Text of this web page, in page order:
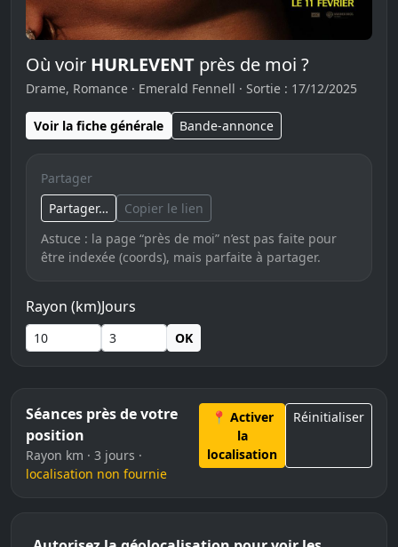
Où voir HURLEVENT près de moi ?
Drame, Romance · Emerald Fennell · Sortie : 17/12/2025
Voir la fiche générale Bande-annonce
Partager
Partager…
Copier le lien
Astuce : la page “près de moi” n’est pas faite pour
être indexée (coords), mais parfaite à partager.
Rayon (km)Jours
OK
Séances près de votre
position
Rayon km · 3 jours ·
localisation non fournie
📍 Activer
la
localisation
Réinitialiser